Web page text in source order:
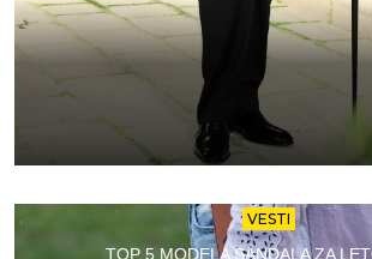
VESTI
TOP 5 MODELA SANDALA ZA